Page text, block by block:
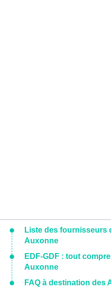
Liste des fournisseurs
Auxonne
EDF-GDF : tout
Auxonne
FAQ à destination des